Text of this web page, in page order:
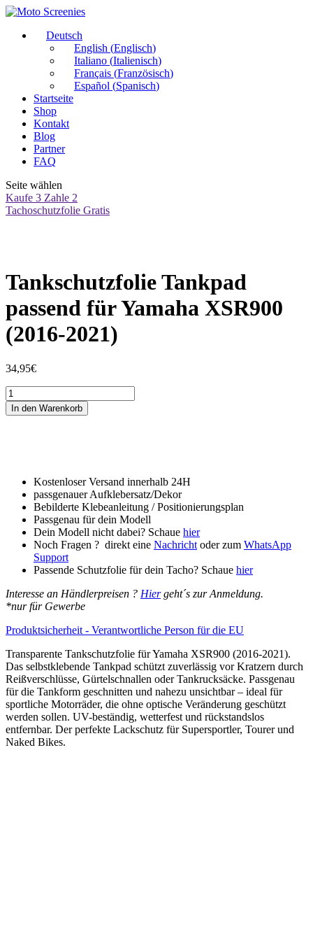
Deutsch
English (Englisch)
Italiano (Italienisch)
Français (Französisch)
Español (Spanisch)
Startseite
Shop
Kontakt
Blog
Partner
FAQ
Seite wählen
Kaufe 3 Zahle 2
Tachoschutzfolie Gratis
Tankschutzfolie Tankpad
passend für Yamaha XSR900
(2016-2021)
34,95€
Tankschutzfolie
Tankpad
passend
2021)
Menge
In den Warenkorb
Kostenloser Versand innerhalb 24H
passgenauer Aufklebersatz/Dekor
Bebilderte Klebeanleitung / Positionierungsplan
Passgenau für dein Modell
Dein Modell nicht dabei? Schaue hier
Noch Fragen ? direkt eine Nachricht oder zum WhatsApp
Support
Passende Schutzfolie für dein Tacho? Schaue hier
Interesse an Händlerpreisen ? Hiergeht´s zur Anmeldung.
*nur für Gewerbe
Produktsicherheit - Verantwortliche Person für die EU
Transparente Tankschutzfolie für Yamaha XSR900 (2016-2021).
Das selbstklebende Tankpad schützt zuverlässig vor Kratzern durch
Reißverschlüsse, Gürtelschnallen oder Tankrucksäcke. Passgenau
für die Tankform geschnitten und nahezu unsichtbar – ideal für
sportliche Motorräder, die ohne optische Veränderung geschützt
werden sollen. UV-beständig, wetterfest und rückstandslos
entfernbar. Der perfekte Lackschutz für Supersportler, Tourer und
Naked Bikes.